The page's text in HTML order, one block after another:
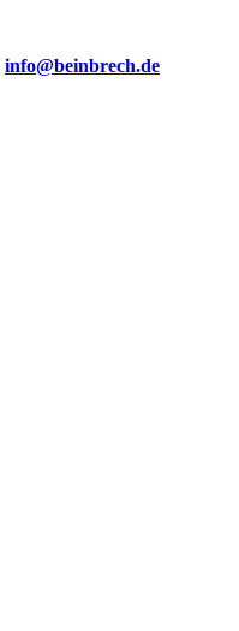
info@beinbrech.de